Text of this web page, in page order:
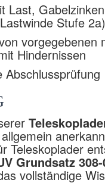
Last,
Stufe 2a)
vorgegebenen
Hindernissen
Abschlussprüfung
Teleskoplader
Grundsatz
vollständige